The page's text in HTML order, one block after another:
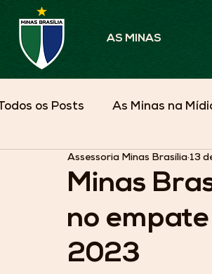
AS MINAS
Todos os Posts As Minas na
Parceiros em Pauta As
Minas
no
2023
Assessoria Minas Brasília 13